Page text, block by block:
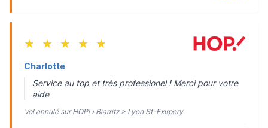
★ ★ ★ ★ ★
Charlotte
Service au top et très professionel ! Merci pour votre
aide
Vol annulé sur HOP! › Biarritz > Lyon St-Exupery